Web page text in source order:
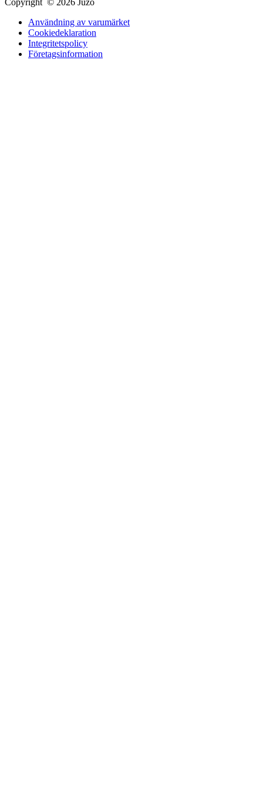
Copyright © 2026 Juzo
Användning av varumärket
Cookiedeklaration
Integritetspolicy
Företagsinformation